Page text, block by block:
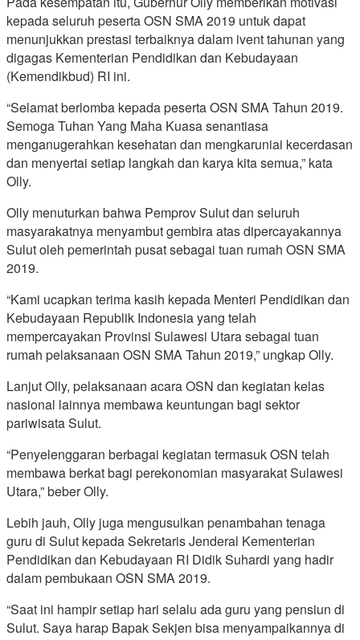
kepada seluruh peserta OSN SMA 2019 untuk dapat
menunjukkan prestasi terbaiknya dalam ivent tahunan yang
digagas Kementerian Pendidikan dan Kebudayaan
(Kemendikbud) RI ini.
“Selamat berlomba kepada peserta OSN SMA Tahun 2019.
Semoga Tuhan Yang Maha Kuasa senantiasa
menganugerahkan kesehatan dan mengkaruniai kecerdasan
dan menyertai setiap langkah dan karya kita semua,” kata
Olly.
Olly menuturkan bahwa Pemprov Sulut dan seluruh
masyarakatnya menyambut gembira atas dipercayakannya
Sulut oleh pemerintah pusat sebagai tuan rumah OSN SMA
2019.
“Kami ucapkan terima kasih kepada Menteri Pendidikan dan
Kebudayaan Republik Indonesia yang telah
mempercayakan Provinsi Sulawesi Utara sebagai tuan
rumah pelaksanaan OSN SMA Tahun 2019,” ungkap Olly.
Lanjut Olly, pelaksanaan acara OSN dan kegiatan kelas
nasional lainnya membawa keuntungan bagi sektor
pariwisata Sulut.
“Penyelenggaran berbagai kegiatan termasuk OSN telah
membawa berkat bagi perekonomian masyarakat Sulawesi
Utara,” beber Olly.
Lebih jauh, Olly juga mengusulkan penambahan tenaga
guru di Sulut kepada Sekretaris Jenderal Kementerian
Pendidikan dan Kebudayaan RI Didik Suhardi yang hadir
dalam pembukaan OSN SMA 2019.
“Saat ini hampir setiap hari selalu ada guru yang pensiun di
Sulut. Saya harap Bapak Sekjen bisa menyampaikannya di